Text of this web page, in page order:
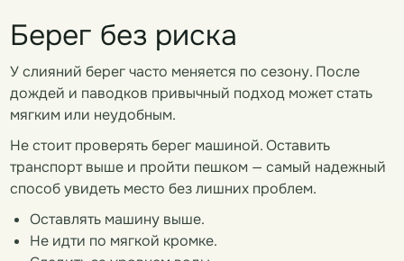
Берег без риска
У слияний берег часто меняется по сезону. После
дождей и паводков привычный подход может стать
мягким или неудобным.
Не стоит проверять берег машиной. Оставить
транспорт выше и пройти пешком — самый надежный
способ увидеть место без лишних проблем.
Оставлять машину выше.
Не идти по мягкой кромке.